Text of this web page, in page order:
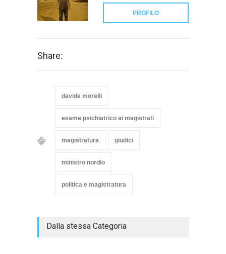
PROFILO
Share:
davide morelli
esame psichiatrico ai magistrati
magistratura giudici
ministro nordio
politica e magistratura
Dalla stessa Categoria